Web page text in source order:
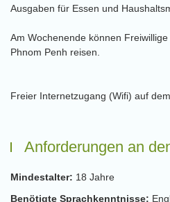
Ausgaben für Essen und
Am Wochenende können
Phnom Penh reisen.
Freier Internetzugang (Wifi) auf
Anforderungen an
Mindestalter: 18 Jahre
Benötigte Sprachkenntnisse: